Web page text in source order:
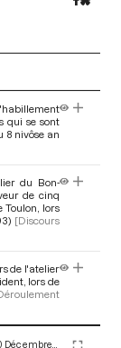
qui se sont
8 nivôse an
du Bon-
de cinq
Toulon, lors
[Discours
de l'atelier
lors de